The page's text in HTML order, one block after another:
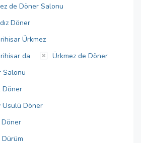
de Döner Salonu
Döner
Ürkmez
da
Ürkmez de Döner
Salonu
Döner
Usulü Döner